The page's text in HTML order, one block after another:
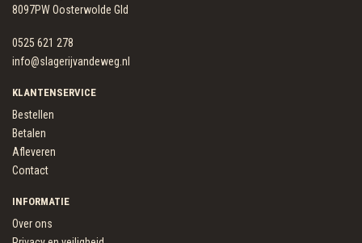
8097PW Oosterwolde Gld
0525 621 278
info@slagerijvandeweg.nl
KLANTENSERVICE
Bestellen
Betalen
Afleveren
Contact
INFORMATIE
Over ons